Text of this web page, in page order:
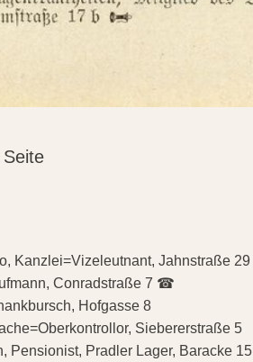
Kanzlei=Vizeleutnant, Jahnstraße 29
Conradstraße 7 ☎
Hofgasse 8
Siebererstraße 5
Pensionist, Pradler Lager, Baracke 15